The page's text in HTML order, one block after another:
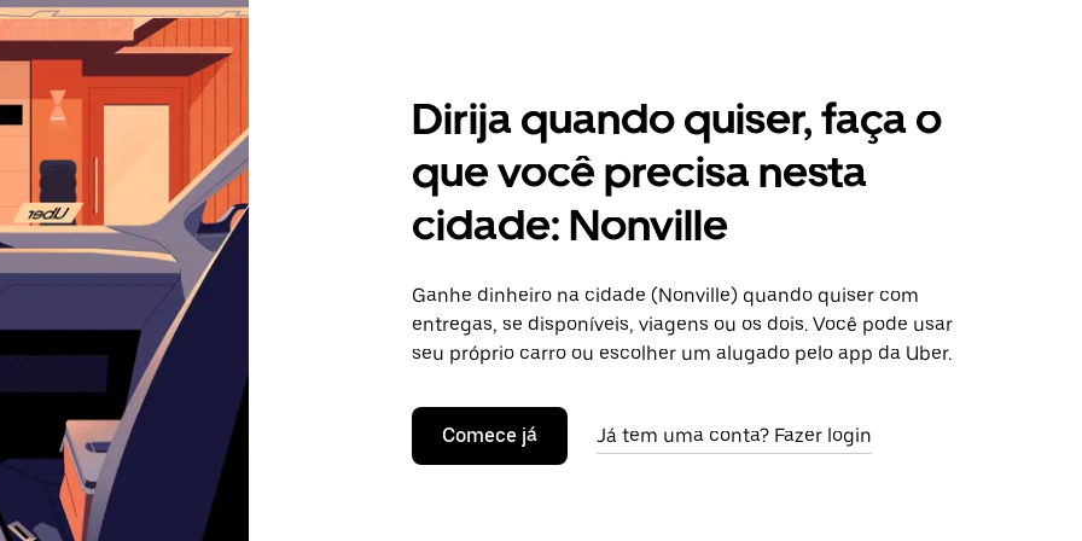
Dirija quando quiser, faça o
que você precisa nesta
cidade: Nonville
Ganhe dinheiro na cidade (Nonville) quando quiser com
entregas, se disponíveis, viagens ou os dois. Você pode usar
seu próprio carro ou escolher um alugado pelo app da Uber.
Comece já Já tem uma conta? Fazer login